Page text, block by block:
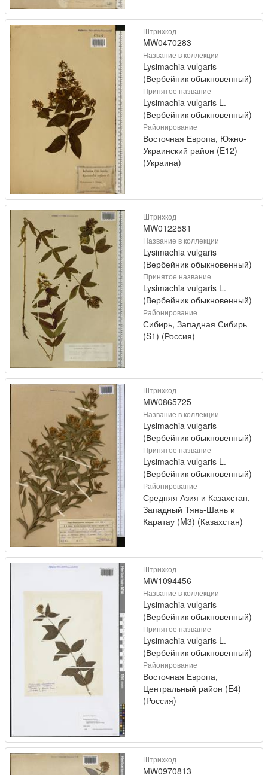
Штрихкод
MW0470283
Название в коллекции
Lysimachia vulgaris
(Вербейник обыкновенный)
Принятое название
Lysimachia vulgaris L.
(Вербейник обыкновенный)
Районирование
Восточная Европа, Южно-
Украинский район (E12)
(Украина)
Штрихкод
MW0122581
Название в коллекции
Lysimachia vulgaris
(Вербейник обыкновенный)
Принятое название
Lysimachia vulgaris L.
(Вербейник обыкновенный)
Районирование
Сибирь, Западная Сибирь
(S1) (Россия)
Штрихкод
MW0865725
Название в коллекции
Lysimachia vulgaris
(Вербейник обыкновенный)
Принятое название
Lysimachia vulgaris L.
(Вербейник обыкновенный)
Районирование
Средняя Азия и Казахстан,
Западный Тянь-Шань и
Каратау (M3) (Казахстан)
Штрихкод
MW1094456
Название в коллекции
Lysimachia vulgaris
(Вербейник обыкновенный)
Принятое название
Lysimachia vulgaris L.
(Вербейник обыкновенный)
Районирование
Восточная Европа,
Центральный район (E4)
(Россия)
Штрихкод
MW0970813